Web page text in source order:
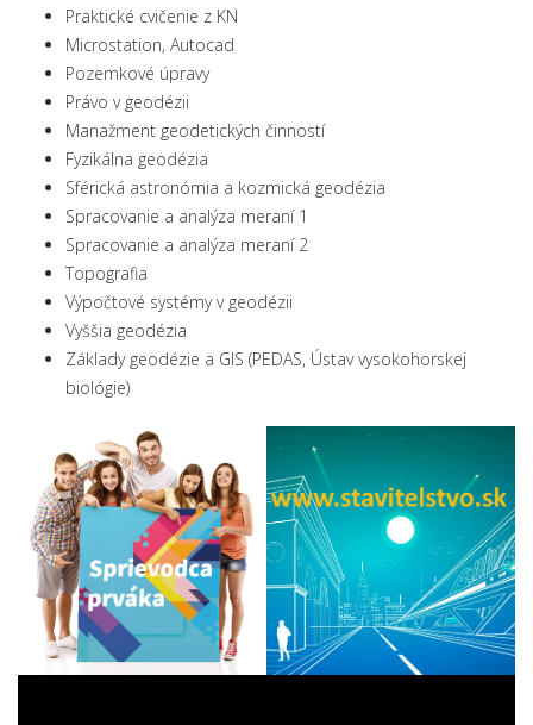
Praktické cvičenie z KN
Microstation, Autocad
Pozemkové úpravy
Právo v geodézii
Manažment geodetických činností
Fyzikálna geodézia
Sférická astronómia a kozmická geodézia
Spracovanie a analýza meraní 1
Spracovanie a analýza meraní 2
Topografia
Výpočtové systémy v geodézii
Vyššia geodézia
Základy geodézie a GIS (PEDAS, Ústav vysokohorskej
biológie)